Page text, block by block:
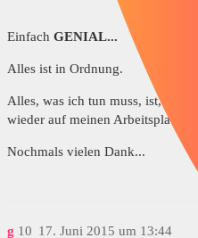
Einfach GENIAL...
Alles ist in Ordnung.
Alles, was ich tun muss, ist, die
wieder auf meinen Arbeitsplatz zu
Nochmals vielen Dank...
g 17. Juni 2015 um 13:44
10